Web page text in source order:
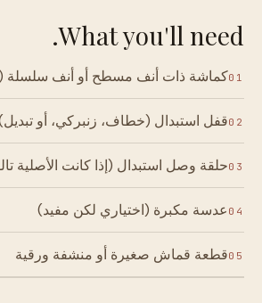
What you'll need.
01كماشة ذات أنف مسطح أو أنف سلسلة
02قفل استبدال (خطاف، زنبركي، أو
03حلقة وصل استبدال (إذا كانت الأصلية
04 عدسة مكبرة (اختياري لكن مفيد)
05قطعة قماش صغيرة أو منشفة ورقية